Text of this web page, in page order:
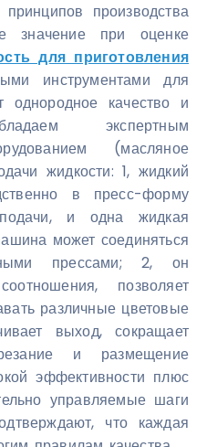
производства
значение при оценке
для приготовления
инструментами для
однородное качество и
экспертным
(масляное
жидкости: 1, жидкий
в пресс-форму
и одна жидкая
может соединяться
прессами; 2, он
позволяет
различные цветовые
выход, сокращает
и размещение
эффективности плюс
управляемые шаги
что каждая